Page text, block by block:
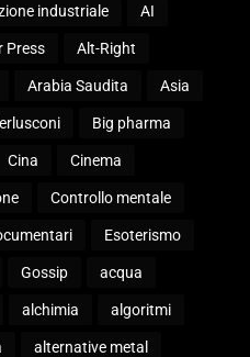
industriale AI
Press Alt-Right
Arabia Saudita Asia
Big pharma
Cina Cinema
Controllo mentale
Esoterismo
Gossip acqua
alchimia algoritmi
alternative metal